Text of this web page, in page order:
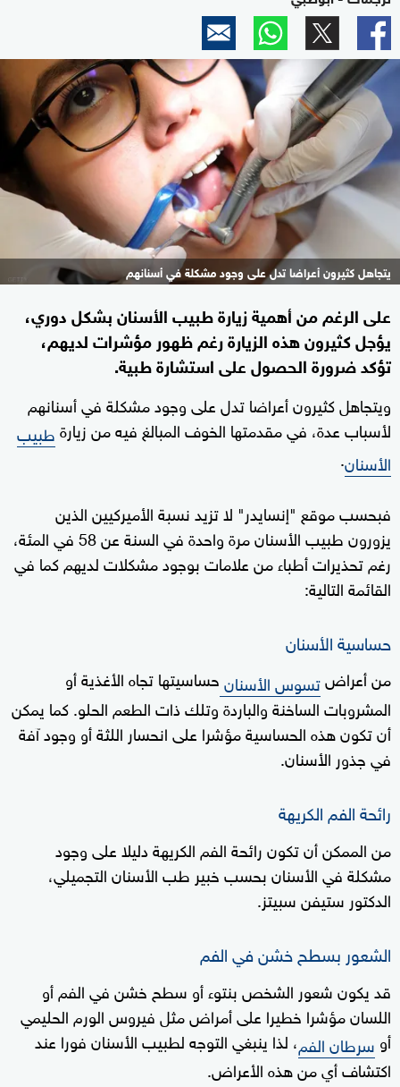
يتجاهل كثيرون أعراضا تدل على وجود مشكلة في أسنانهم
على الرغم من أهمية زيارة طبيب الأسنان بشكل دوري،
يؤجل كثيرون هذه الزيارة رغم ظهور مؤشرات لديهم،
تؤكد ضرورة الحصول على استشارة طبية.
ويتجاهل كثيرون أعراضا تدل على وجود مشكلة في أسنانهم
لأسباب عدة، في مقدمتها الخوف المبالغ فيه من زيارةطبيب
الأسنان.
فبحسب موقع "إنسايدر" لا تزيد نسبة الأميركيين الذين
يزورون طبيب الأسنان مرة واحدة في السنة عن 58 في المئة،
رغم تحذيرات أطباء من علامات بوجود مشكلات لديهم كما في
القائمة التالية:
حساسية الأسنان
من أعراضتسوس الأسنانحساسيتها تجاه الأغذية أو
المشروبات الساخنة والباردة وتلك ذات الطعم الحلو. كما يمكن
أن تكون هذه الحساسية مؤشرا على انحسار اللثة أو وجود آفة
في جذور الأسنان.
رائحة الفم الكريهة
من الممكن أن تكون رائحة الفم الكريهة دليلا على وجود
مشكلة في الأسنان بحسب خبير طب الأسنان التجميلي،
الدكتور ستيفن سبيتز.
الشعور بسطح خشن في الفم
قد يكون شعور الشخص بنتوء أو سطح خشن في الفم أو
اللسان مؤشرا خطيرا على أمراض مثل فيروس الورم الحليمي
أو سرطان الفم، لذا ينبغي التوجه لطبيب الأسنان فورا عند
اكتشاف أي من هذه الأعراض.